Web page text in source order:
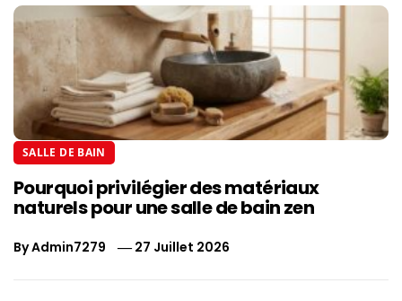
SALLE DE BAIN
Pourquoi privilégier des matériaux
naturels pour une salle de bain zen
ByAdmin7279 27 Juillet 2026